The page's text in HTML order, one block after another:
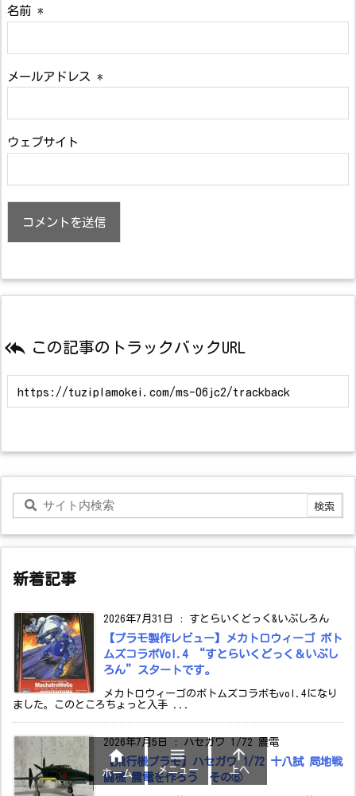
名前 *
メールアドレス *
ウェブサイト
 この記事のトラックバックURL
新着記事
2026年7月31日 : すとらいくどっく&いぷしろん
【プラモ製作レビュー】メカトロウィーゴ ボト
ムズコラボVol.4 “すとらいくどっく＆いぷし
ろん”スタートです。
メカトロウィーゴのボトムズコラボもvol.4になり
ました。このところちょっと入手 ...
2026年7月5日 : ハセガワ 1/72 震電
【飛行機プラモ】ハセガワ 1/72 十八試 局地戦
闘機 震電を作ろう その⑥

ホーム

メニュー

上へ